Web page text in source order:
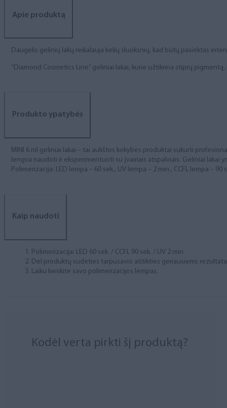
Apie produktą
Daugelis gelinių lakų reikalauja kelių sluoksnių, kad būtų pasiektas
“Diamond Cosmetics Line” geliniai lakai, kurie užtikrina stiprų
Produkto ypatybės
MINI 6 ml geliniai lakai – tai aukštos kokybės produktai sukurti
lengva naudoti ir eksperimentuoti su įvairiais atspalviais. Geliniai lakai
Polimerizacija: LED lempa – 60 sek., UV lempa – 2 min., CCFL lempa – 90
Kaip naudoti
Polimerizacija: LED 60 sek. / CCFL 90 sek. / UV 2 min.
Dėl produktų sudėties tarpusavio atitikties geriausiems
Laiku keiskite savo polimerizacijos lempas.
Kodėl verta pirkti šį produktą?